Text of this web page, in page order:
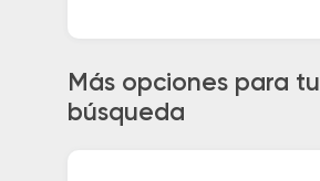
Más opciones para tu
búsqueda